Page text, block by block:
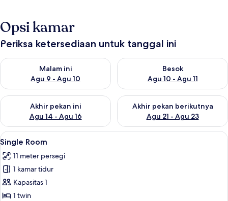
Opsi kamar
Periksa ketersediaan untuk tanggal ini
Malam ini
Agu 9 - Agu 10
Periksa ketersediaan untuk malam ini Agu 9 - Agu 10
Besok
Agu 10 - Agu 11
Periksa ketersediaan untuk
Akhir pekan ini
Agu 14 - Agu 16
Periksa ketersediaan untuk akhir pekan ini Agu 14 - Agu 16
Akhir pekan berikutnya
Agu 21 - Agu 23
Periksa ketersediaan untuk
Lihat
semua
foto
untuk
Single
Room
4
Single Room
11 meter persegi
1 kamar tidur
Kapasitas 1
1 twin